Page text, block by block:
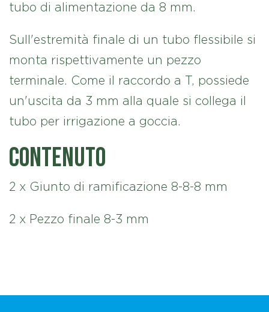
tubo di alimentazione da 8 mm.
Sull'estremità finale di un tubo flessibile si
monta rispettivamente un pezzo
terminale. Come il raccordo a T, possiede
un'uscita da 3 mm alla quale si collega il
tubo per irrigazione a goccia.
Contenuto
2 x Giunto di ramificazione 8-8-8 mm
2 x Pezzo finale 8-3 mm